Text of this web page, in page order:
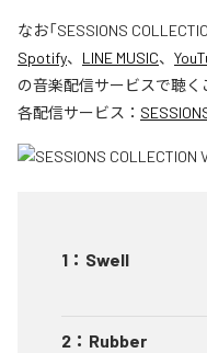
なお「SESSIONS
Spotify、 LINE MUSIC、
の音楽配信サービスで聴く
各配信サービス：
1 ： Swell
2 ： Rubber